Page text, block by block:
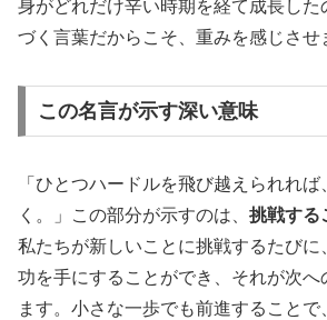
身がどれだけ辛い時期を経て成長した
づく言葉だからこそ、重みを感じさせ
この名言が示す深い意味
「ひとつハードルを飛び越えられれ
く。」この部分が示すのは、 挑戦する
私たちが新しいことに挑戦するたびに
功を手にすることができ、それが次へ
ます。小さな一歩でも前進することで